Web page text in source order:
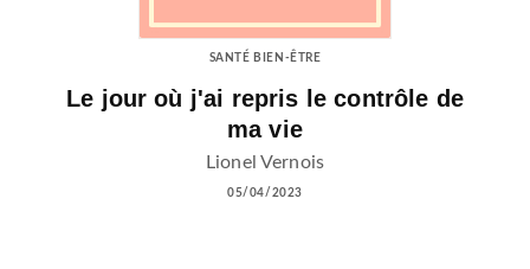
SANTÉ BIEN-ÊTRE
Le jour où j'ai repris le contrôle de
ma vie
Lionel Vernois
05/04/2023